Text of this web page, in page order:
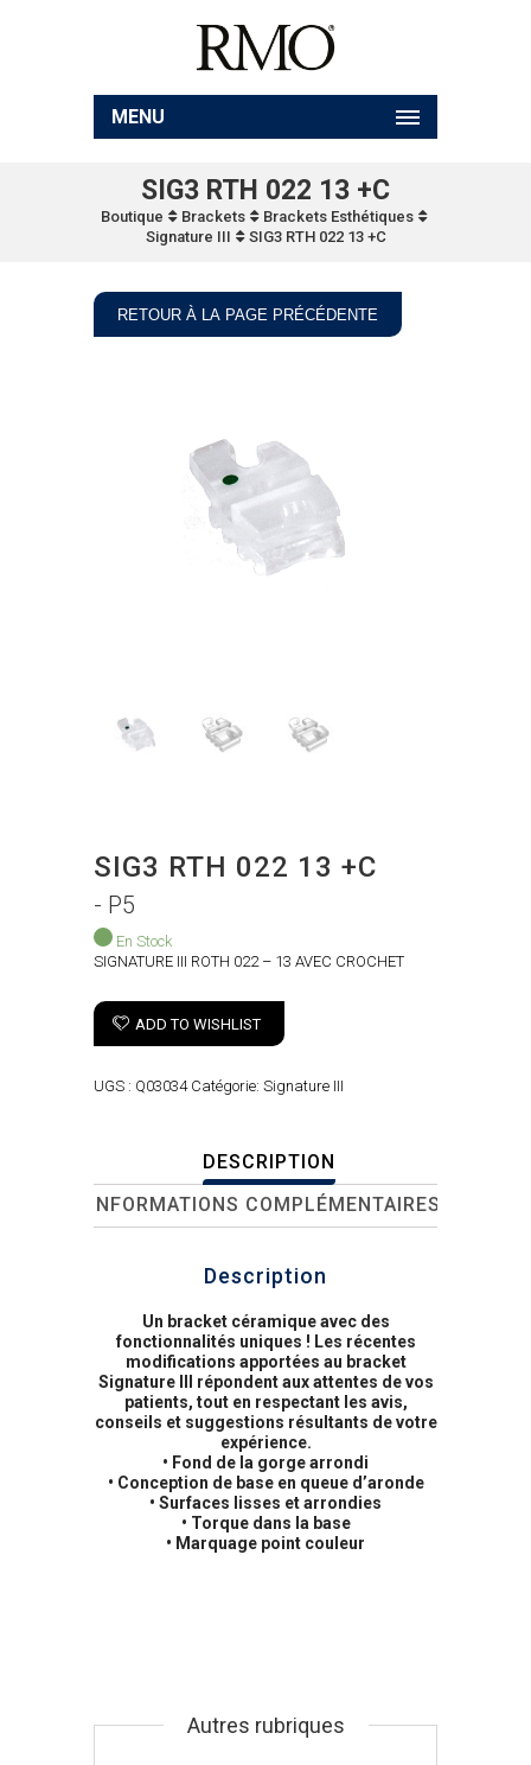
MENU
SIG3 RTH 022 13 +C
Boutique Brackets
Brackets Esthétiques
Signature III
SIG3 RTH 022 13 +C
RETOUR À LA PAGE PRÉCÉDENTE
SIG3 RTH 022 13 +C
- P5
En Stock
SIGNATURE III ROTH 022 – 13 AVEC CROCHET
ADD TO WISHLIST
UGS : Q03034 Catégorie: Signature III
DESCRIPTION
INFORMATIONS COMPLÉMENTAIRES
Description
Un bracket céramique avec des
fonctionnalités uniques ! Les récentes
modifications apportées au bracket
Signature III répondent aux attentes de vos
patients, tout en respectant les avis,
conseils et suggestions résultants de votre
expérience.
• Fond de la gorge arrondi
• Conception de base en queue d’aronde
• Surfaces lisses et arrondies
• Torque dans la base
• Marquage point couleur
Autres rubriques